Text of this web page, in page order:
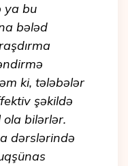
ya bu
bələd
ki, tələbələr
şəkildə
bilərlər.
dərslərində